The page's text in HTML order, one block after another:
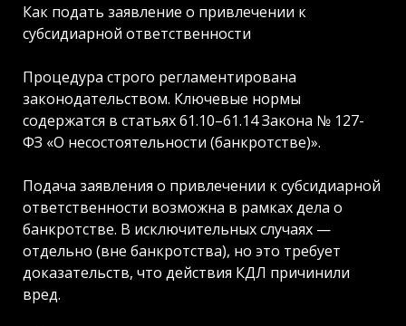
Как подать заявление о привлечении к
субсидиарной ответственности
Процедура строго регламентирована
законодательством. Ключевые нормы
содержатся в статьях 61.10–61.14 Закона № 127-
ФЗ «О несостоятельности (банкротстве)».
Подача заявления о привлечении к субсидиарной
ответственности возможна в рамках дела о
банкротстве. В исключительных случаях —
отдельно (вне банкротства), но это требует
доказательств, что действия КДЛ причинили
вред.